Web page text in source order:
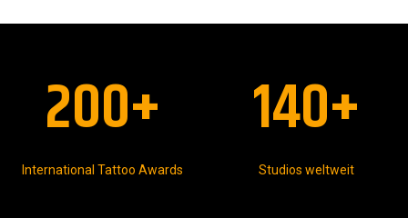
200+
International Tattoo Awards
140+
Studios weltweit